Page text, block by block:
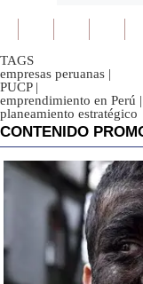
TAGS
empresas peruanas |
PUCP |
emprendimiento en Perú |
planeamiento estratégico